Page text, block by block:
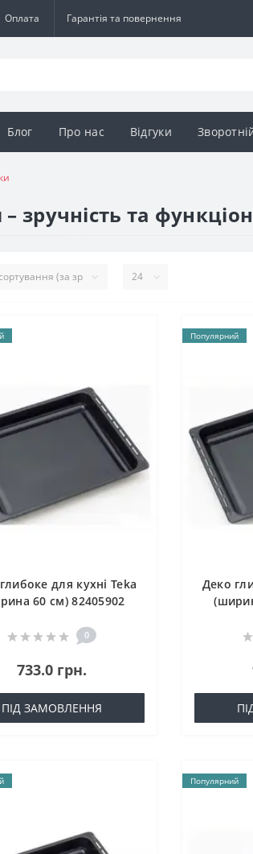
Оплата Гарантія та повернення
Блог Про нас Відгуки
зручність та
для кухні Teka
60 см) 82405902
0
733.0 грн.
ПІД ЗАМОВЛЕННЯ
Популярний
Деко
Популярний